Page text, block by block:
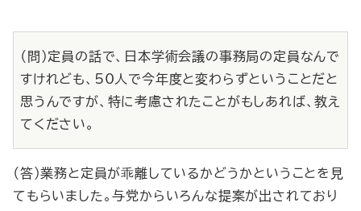
（問）定員の話で、日本学術会議の事務局の定員なんで
すけれども、50人で今年度と変わらずということだと
思うんですが、特に考慮されたことがもしあれば、教え
てください。
（答）業務と定員が乖離しているかどうかということを見
てもらいました。与党からいろんな提案が出されており